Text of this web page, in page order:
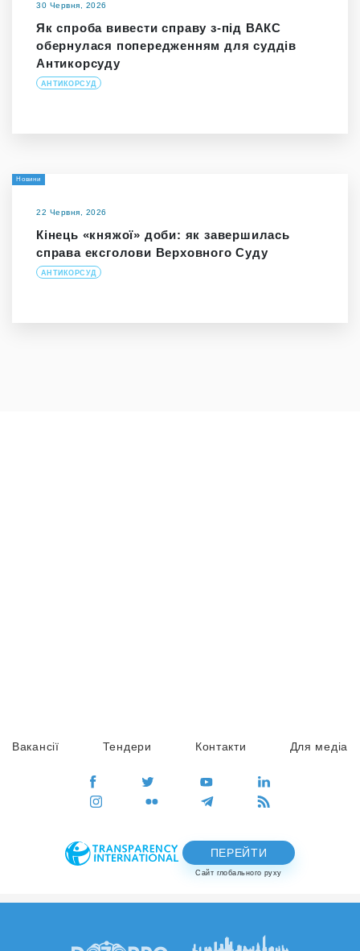
30 Червня, 2026
Як спроба вивести справу з-під ВАКС
обернулася попередженням для суддів
Антикорсуду
АНТИКОРСУД
Новини
22 Червня, 2026
Кінець «княжої» доби: як завершилась
справа ексголови Верховного Суду
АНТИКОРСУД
Вакансії Тендери Контакти Для медіа
ПЕРЕЙТИ
Сайт глобального руху